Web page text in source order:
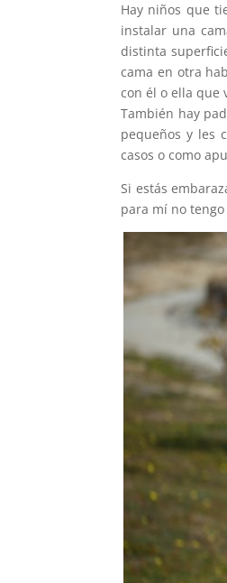
Hay niños que
instalar una
distinta
cama en otra
con él o ella que
También hay
pequeños y les
casos o como
Si estás
para mí no tengo